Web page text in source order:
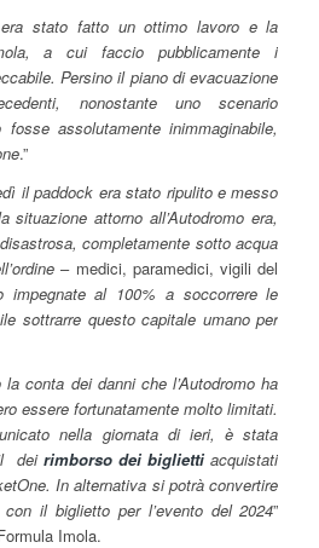
stato fatto un ottimo lavoro e la
a cui faccio pubblicamente i
Persino il piano di evacuazione
nonostante uno scenario
assolutamente inimmaginabile,
.”
il paddock era stato ripulito e messo
situazione attorno all’Autodromo era,
completamente sotto acqua
– medici, paramedici, vigili del
impegnate al 100% a soccorrere le
sottrarre questo capitale umano per
conta dei danni che l’Autodromo ha
essere fortunatamente molto limitati.
nella giornata di ieri, è stata
dei rimborso dei biglietti acquistati
In alternativa si potrà convertire
il biglietto per l’evento del 2024”
Imola.